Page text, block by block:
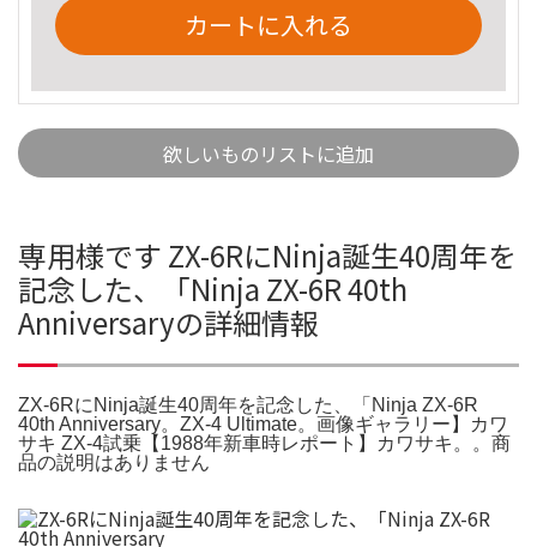
カートに入れる
欲しいものリストに追加
専用様です ZX-6RにNinja誕生40周年を
記念した、「Ninja ZX-6R 40th
Anniversaryの詳細情報
ZX-6RにNinja誕生40周年を記念した、「Ninja ZX-6R
40th Anniversary。ZX-4 Ultimate。画像ギャラリー】カワ
サキ ZX-4試乗【1988年新車時レポート】カワサキ。。商
品の説明はありません